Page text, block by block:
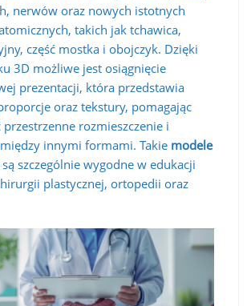
nerwów oraz nowych istotnych
takich jak tchawica,
część mostka i obojczyk. Dzięki
3D możliwe jest osiągnięcie
prezentacji, która przedstawia
oraz tekstury, pomagając
rozmieszczenie i
innymi formami. Takie modele
są szczególnie wygodne w edukacji
plastycznej, ortopedii oraz